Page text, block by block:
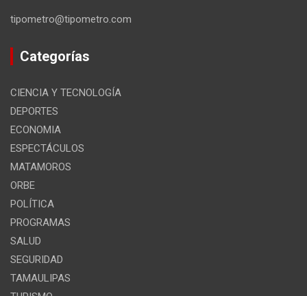
tipometro@tipometro.com
Categorías
CIENCIA Y TECNOLOGÍA
DEPORTES
ECONOMIA
ESPECTÁCULOS
MATAMOROS
ORBE
POLÍTICA
PROGRAMAS
SALUD
SEGURIDAD
TAMAULIPAS